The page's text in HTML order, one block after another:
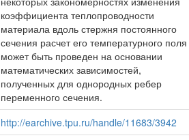
коэффициента теплопроводности
материала вдоль стержня постоянного
сечения расчет его температурного поля
может быть проведен на основании
математических зависимостей,
полученных для однородных ребер
переменного сечения.
http://earchive.tpu.ru/handle/11683/3942